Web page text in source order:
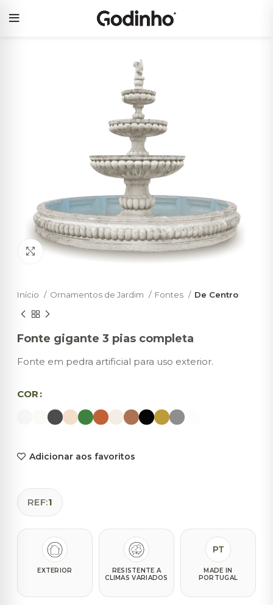
Click to enlarge
Início Ornamentos de Jardim Fontes De Centro
Fonte gigante 3 pias completa
Fonte em pedra artificial para uso exterior.
COR
Adicionar aos favoritos
REF:1
EXTERIOR
RESISTENTE A
CLIMAS VARIADOS
PT
MADE IN
PORTUGAL